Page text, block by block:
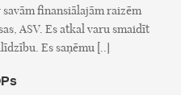
finansiālajām raizēm
ASV. Es atkal varu smaidīt
Es saņēmu [..]